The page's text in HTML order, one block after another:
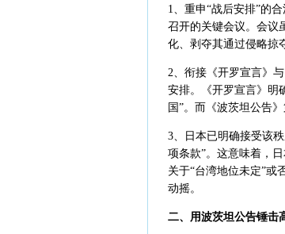
1、重申“战后安排”的
召开的关键会议。会
化、剥夺其通过侵略掠
2、衔接《开罗宣言》
安排。《开罗宣言》明
国”。而《波茨坦公告
3、日本已明确接受该
项条款”。这意味着，
关于“台湾地位未定”或
动摇。
二、用波茨坦公告锤击